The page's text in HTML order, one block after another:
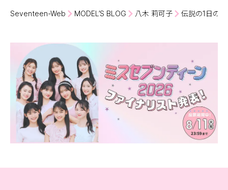
Seventeen-Web MODEL’S BLOG 八木 莉可子 伝説の1日の